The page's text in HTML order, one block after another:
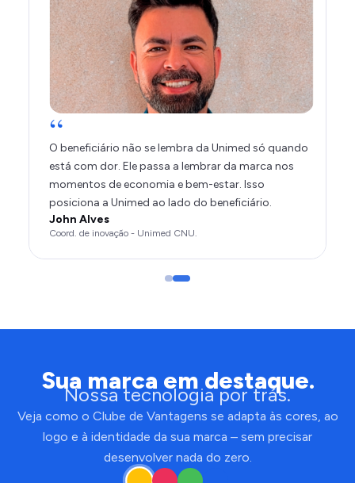
“
O Clube de Vantagens é um grande diferencial de
argumento na venda do corretor.
Gabriel Arantes
Sua marca em destaque.
Nossa tecnologia por trás.
Veja como o Clube de Vantagens se adapta às cores, ao
logo e à identidade da sua marca – sem precisar
desenvolver nada do zero.